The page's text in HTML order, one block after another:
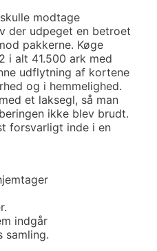
modtage
der udpeget en betroet
pakkerne. Køge
i alt 41.500 ark med
udflytning af kortene
og i hemmelighed.
et laksegl, så man
ikke blev brudt.
forsvarligt inde i en
indgår
samling.